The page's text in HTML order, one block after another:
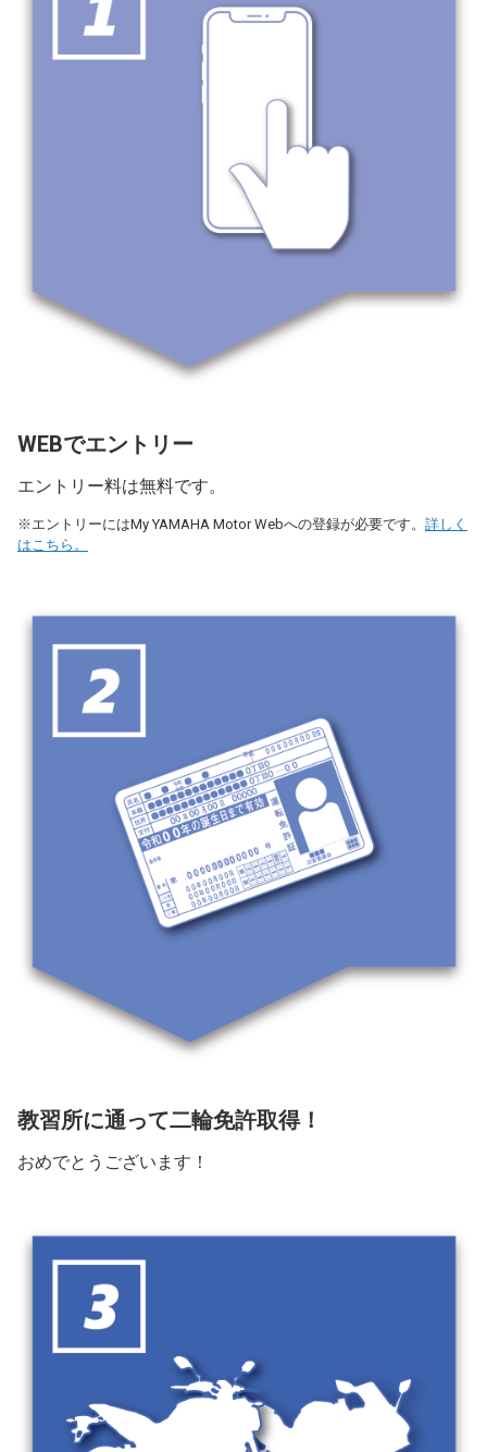
WEBでエントリー
エントリー料は無料です。
※エントリーにはMy YAMAHA Motor Webへの登録が必要です。 詳しく
はこちら。
教習所に通って二輪免許取得！
おめでとうございます！